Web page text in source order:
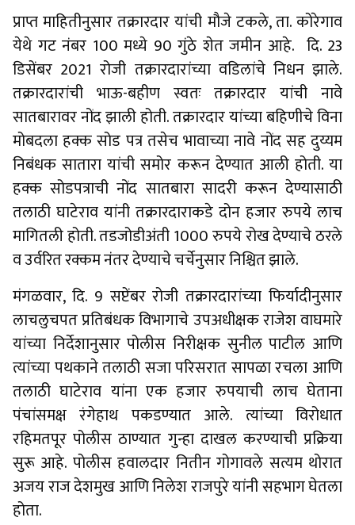
प्राप्त माहितीनुसार तक्रारदार यांची मौजे टकले, ता. कोरेगाव
येथे गट नंबर 100 मध्ये 90 गुंठे शेत जमीन आहे. दि. 23
डिसेंबर 2021 रोजी तक्रारदारांच्या वडिलांचे निधन झाले.
तक्रारदारांची भाऊ-बहीण स्वतः तक्रारदार यांची नावे
सातबारावर नोंद झाली होती. तक्रारदार यांच्या बहिणीचे विना
मोबदला हक्क सोड पत्र तसेच भावाच्या नावे नोंद सह दुय्यम
निबंधक सातारा यांची समोर करून देण्यात आली होती. या
हक्क सोडपत्राची नोंद सातबारा सादरी करून देण्यासाठी
तलाठी घाटेराव यांनी तक्रारदाराकडे दोन हजार रुपये लाच
मागितली होती. तडजोडीअंती 1000 रुपये रोख देण्याचे ठरले
व उर्वरित रक्कम नंतर देण्याचे चर्चेनुसार निश्चित झाले.
मंगळवार, दि. 9 सप्टेंबर रोजी तक्रारदारांच्या फिर्यादीनुसार
लाचलुचपत प्रतिबंधक विभागाचे उपअधीक्षक राजेश वाघमारे
यांच्या निर्देशानुसार पोलीस निरीक्षक सुनील पाटील आणि
त्यांच्या पथकाने तलाठी सजा परिसरात सापळा रचला आणि
तलाठी घाटेराव यांना एक हजार रुपयाची लाच घेताना
पंचांसमक्ष रंगेहाथ पकडण्यात आले. त्यांच्या विरोधात
रहिमतपूर पोलीस ठाण्यात गुन्हा दाखल करण्याची प्रक्रिया
सुरू आहे. पोलीस हवालदार नितीन गोगावले सत्यम थोरात
अजय राज देशमुख आणि निलेश राजपुरे यांनी सहभाग घेतला
होता.